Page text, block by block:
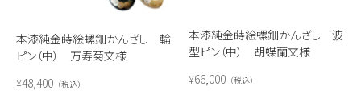
本漆純金蒔絵螺鈿かんざし 輪
ピン（中） 万寿菊文様
¥48,400 税込
本漆純金蒔絵螺鈿かんざし 波
型ピン（中） 胡蝶蘭文様
¥66,000 税込